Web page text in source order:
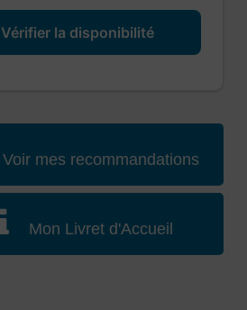
Vérifier la disponibilité
Voir mes recommandations
Mon Livret d'Accueil